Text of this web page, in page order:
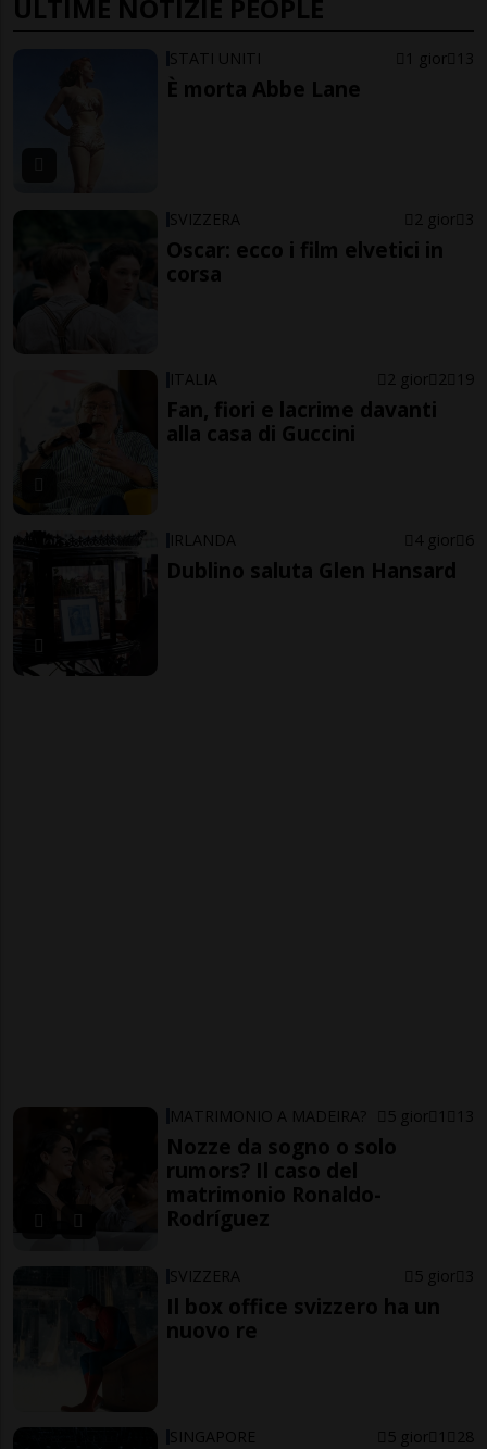
ULTIME NOTIZIE PEOPLE
STATI UNITI 1 gior 13
È morta Abbe Lane
SVIZZERA 2 gior 3
Oscar: ecco i film elvetici in
corsa
ITALIA 2 gior 2 19
Fan, fiori e lacrime davanti
alla casa di Guccini
IRLANDA 4 gior 6
Dublino saluta Glen Hansard
MATRIMONIO A MADEIRA? 5 gior 1 13
Nozze da sogno o solo
rumors? Il caso del
matrimonio Ronaldo-
Rodríguez
SVIZZERA 5 gior 3
Il box office svizzero ha un
nuovo re
SINGAPORE 5 gior 1 28